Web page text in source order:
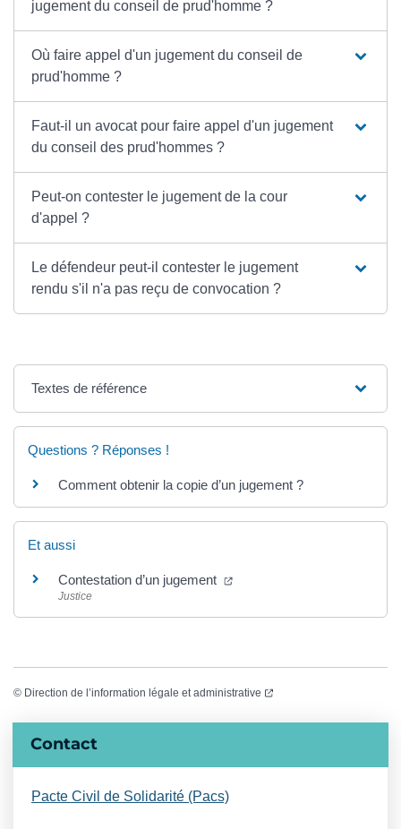
jugement du conseil de prud'homme ?
Où faire appel d'un jugement du conseil de
prud'homme ?
Faut-il un avocat pour faire appel d'un jugement
du conseil des prud'hommes ?
Peut-on contester le jugement de la cour
d'appel ?
Le défendeur peut-il contester le jugement
rendu s'il n'a pas reçu de convocation ?
Textes de référence
Questions ? Réponses !
Comment obtenir la copie d’un jugement ?
Et aussi
Contestation d’un jugement (ouverture dans un nouvel
Justice
© Direction de l’information légale et administrative (ouverture dans un
Informations complémentaires
Contact
Pacte Civil de Solidarité (Pacs)